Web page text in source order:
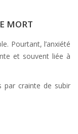
MORT
Pourtant, l’anxiété
et souvent liée à
par crainte de subir